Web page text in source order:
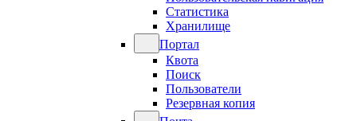
Статистика
Хранилище
Портал
Квота
Поиск
Пользователи
Резервная копия